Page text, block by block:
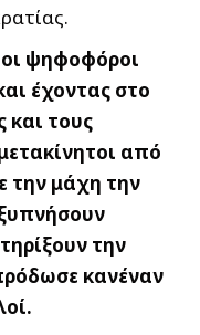
ψηφοφόροι
έχοντας στο
και τους
από
την μάχη την
την
κανέναν